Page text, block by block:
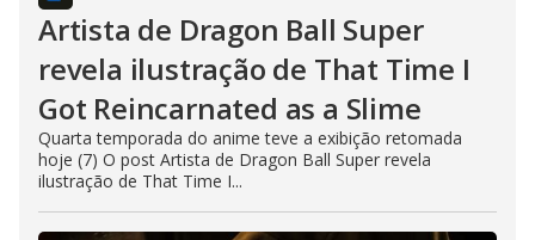
Artista de Dragon Ball Super
revela ilustração de That Time I
Got Reincarnated as a Slime
Quarta temporada do anime teve a exibição retomada
hoje (7) O post Artista de Dragon Ball Super revela
ilustração de That Time I...